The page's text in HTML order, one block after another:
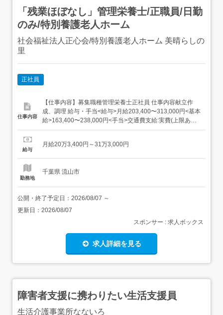
「残業ほぼなし」管理栄養士/正職員/日勤
のみ/特別養護老人ホーム
社会福祉法人正心会/特別養護老人ホーム 美晴らしの
里
正社員
仕事内容
【仕事内容】募集職種管理栄養士正社員 仕事内容献立作
成、調理 給与・手当<給与>月給203,400〜313,000円<基本
給>163,400〜238,000円<手当>交通費支給:実費(上限あり)
資格手当:10,000〜15,000円職務手当:15,000〜30,000円調
日勤専従1...
給与
月給20万3,400円～31万3,000円
勤務地
千葉県 流山市
公開・終了予定日： 2026/08/07 ～
更新日： 2026/08/07
スポンサー : 求人ボックス
求人詳細を見る
障害者支援に携わりたい生活支援員
生活介護事業所なないろ